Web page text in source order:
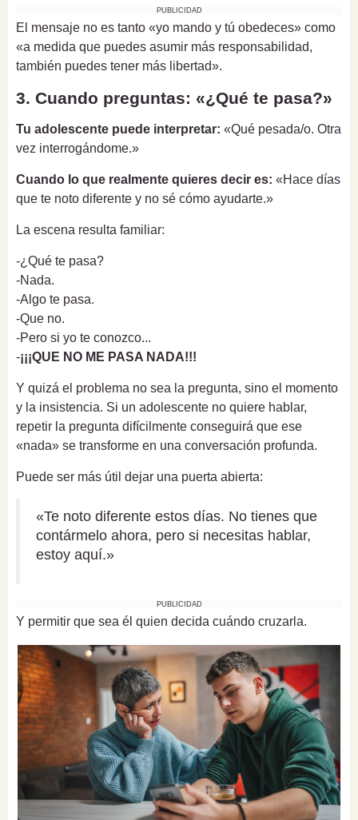
PUBLICIDAD
El mensaje no es tanto «yo mando y tú obedeces» como
«a medida que puedes asumir más responsabilidad,
también puedes tener más libertad».
3. Cuando preguntas: «¿Qué te pasa?»
Tu adolescente puede interpretar: «Qué pesada/o. Otra
vez interrogándome.»
Cuando lo que realmente quieres decir es: «Hace días
que te noto diferente y no sé cómo ayudarte.»
La escena resulta familiar:
-¿Qué te pasa?
-Nada.
-Algo te pasa.
-Que no.
-Pero si yo te conozco...
-¡¡¡QUE NO ME PASA NADA!!!
Y quizá el problema no sea la pregunta, sino el momento
y la insistencia. Si un adolescente no quiere hablar,
repetir la pregunta difícilmente conseguirá que ese
«nada» se transforme en una conversación profunda.
Puede ser más útil dejar una puerta abierta:
«Te noto diferente estos días. No tienes que
contármelo ahora, pero si necesitas hablar,
estoy aquí.»
PUBLICIDAD
Y permitir que sea él quien decida cuándo cruzarla.